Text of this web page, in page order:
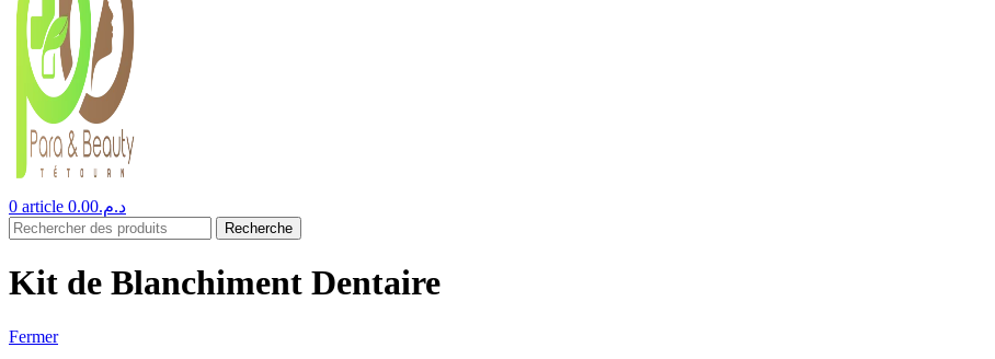
0 article د.م.0.00
Recherche
Kit de Blanchiment Dentaire
Fermer